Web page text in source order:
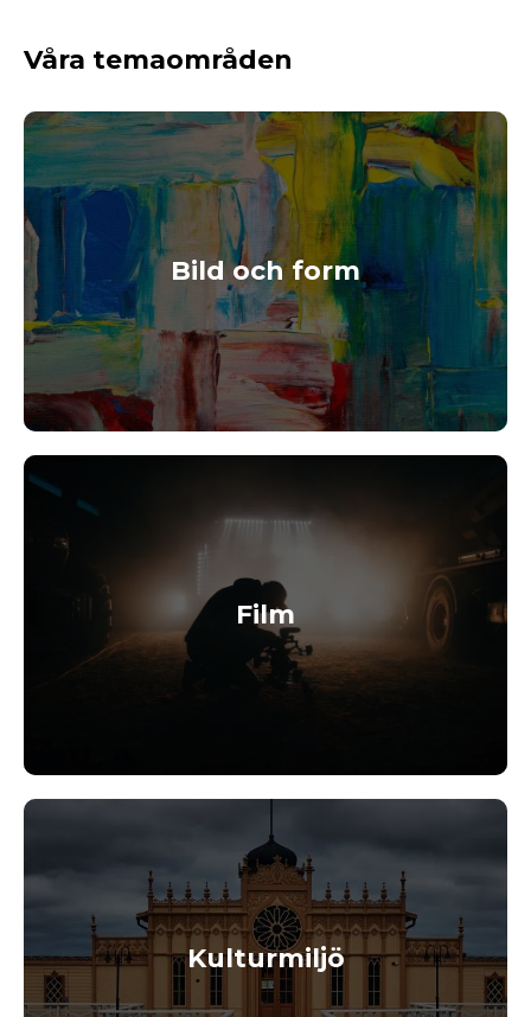
Våra temaområden
Bild och form
Film
Kulturmiljö